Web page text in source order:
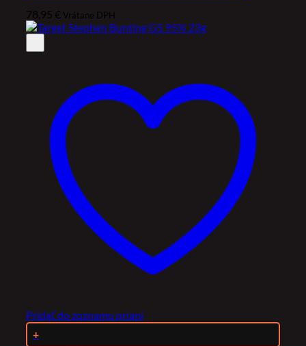
78,95 € Vrátane DPH
Pridať do zoznamu prianí
+